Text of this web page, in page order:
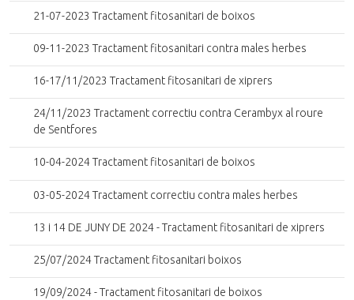
21-07-2023 Tractament fitosanitari de boixos
09-11-2023 Tractament fitosanitari contra males herbes
16-17/11/2023 Tractament fitosanitari de xiprers
24/11/2023 Tractament correctiu contra Cerambyx al roure
de Sentfores
10-04-2024 Tractament fitosanitari de boixos
03-05-2024 Tractament correctiu contra males herbes
13 i 14 DE JUNY DE 2024 - Tractament fitosanitari de xiprers
25/07/2024 Tractament fitosanitari boixos
19/09/2024 - Tractament fitosanitari de boixos